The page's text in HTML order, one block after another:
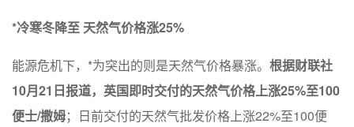
*冷寒冬降至 天然气价格涨25%
能源危机下，*为突出的则是天然气价格暴涨。 根据财联社
10月21日报道，英国即时交付的天然气价格上涨25%至100
便士/撒姆；日前交付的天然气批发价格上涨22%至100便